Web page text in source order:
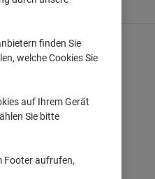
finden Sie
welche Cookies Sie
auf Ihrem Gerät
Sie bitte
Footer aufrufen,